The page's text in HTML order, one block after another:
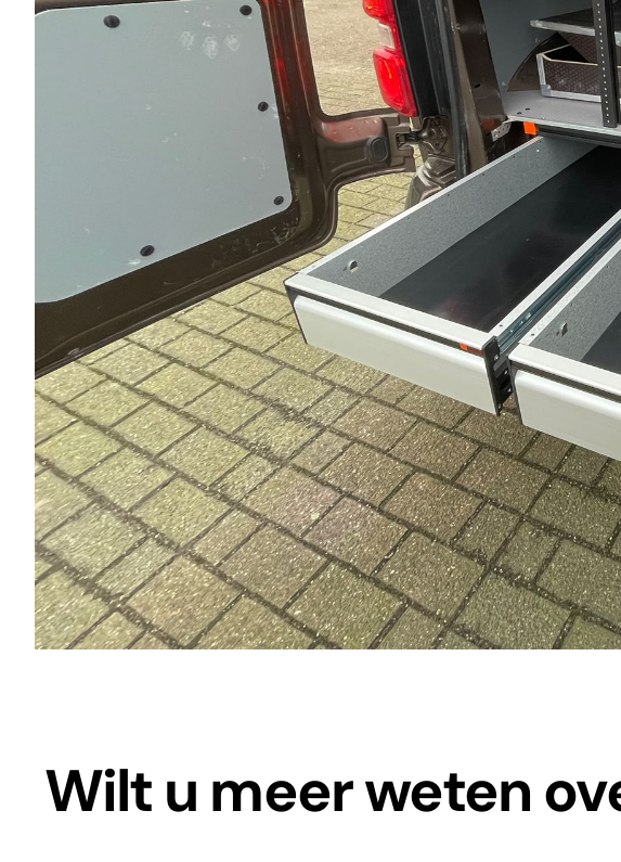
Wilt u meer weten